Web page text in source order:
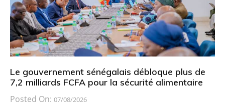
Le gouvernement sénégalais débloque plus de
7,2 milliards FCFA pour la sécurité alimentaire
Posted On: 07/08/2026